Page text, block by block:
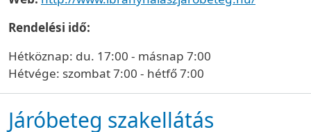
Rendelési idő:
Hétköznap: du. 17:00 - másnap 7:00
Hétvége: szombat 7:00 - hétfő 7:00
Járóbeteg szakellátás